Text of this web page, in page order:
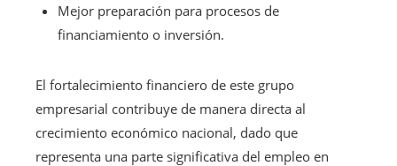
Mejor preparación para procesos de
financiamiento o inversión.
El fortalecimiento financiero de este grupo
empresarial contribuye de manera directa al
crecimiento económico nacional, dado que
representa una parte significativa del empleo en